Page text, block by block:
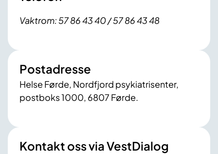
Vaktrom: 57 86 43 40 / 57 86 43 48
Postadresse
Helse Førde, Nordfjord psykiatrisenter,
postboks 1000, 6807 Førde.
Kontakt oss via VestDialog